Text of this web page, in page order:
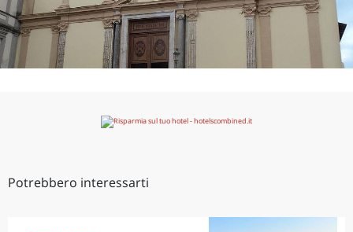
Potrebbero interessarti